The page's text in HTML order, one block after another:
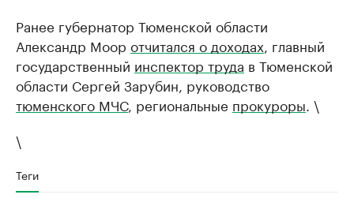
Ранее губернатор Тюменской области
Александр Моор отчитался о доходах , главный
государственный инспектор труда в Тюменской
области Сергей Зарубин, руководство
тюменского МЧС, региональные прокуроры . \
\
Теги